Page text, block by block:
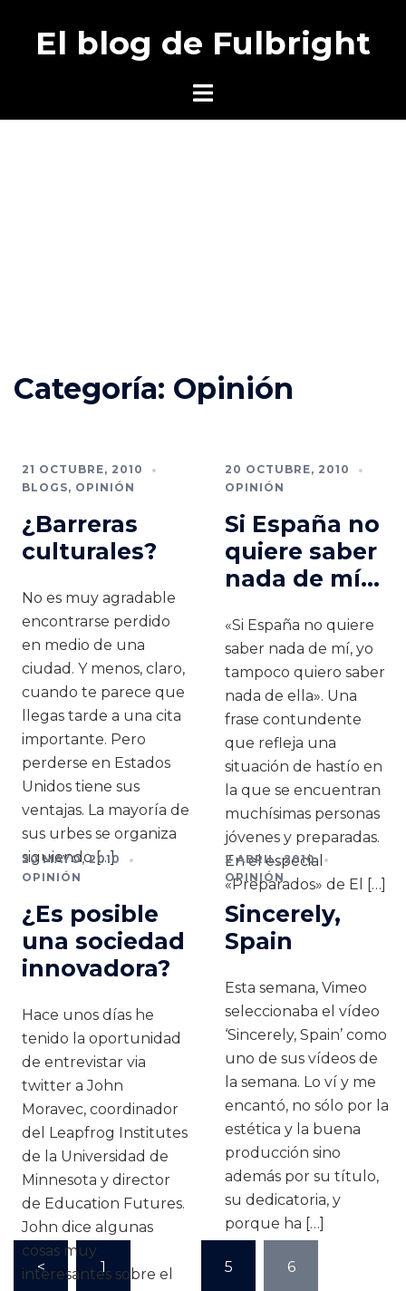
contenidoEl blog de Fulbright
Alternar
Categoría: Opinión
21 OCTUBRE, 2010
BLOGS, OPINIÓN
¿Barreras
culturales?
No es muy agradable
encontrarse perdido
en medio de una
ciudad. Y menos, claro,
cuando te parece que
llegas tarde a una cita
importante. Pero
perderse en Estados
Unidos tiene sus
ventajas. La mayoría de
sus urbes se organiza
siguiendo […]
20 OCTUBRE, 2010
OPINIÓN
Si España no
quiere saber
nada de mí…
«Si España no quiere
saber nada de mí, yo
tampoco quiero saber
nada de ella». Una
frase contundente
que refleja una
situación de hastío en
la que se encuentran
muchísimas personas
jóvenes y preparadas.
En el especial
«Preparados» de El […]
20 MAYO, 2010
OPINIÓN
¿Es posible
una sociedad
innovadora?
Hace unos días he
tenido la oportunidad
de entrevistar via
twitter a John
Moravec, coordinador
del Leapfrog Institutes
de la Universidad de
Minnesota y director
de Education Futures.
John dice algunas
cosas muy
interesantes sobre el
2 ABRIL, 2010
OPINIÓN
Sincerely,
Spain
Esta semana, Vimeo
seleccionaba el vídeo
‘Sincerely, Spain’ como
uno de sus vídeos de
la semana. Lo ví y me
encantó, no sólo por la
estética y la buena
producción sino
además por su título,
su dedicatoria, y
porque ha […]
Paginación
de< 1 … 5 6